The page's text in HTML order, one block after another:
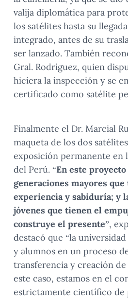
valija diplomática para
los satélites hasta su
integrado, antes de su
ser lanzado. También
Gral. Rodríguez, quien
hiciera la inspección y se
certificado como satélite
Finalmente el Dr. Marcial
maqueta de los dos
exposición permanente en
del Perú. “En este proyecto
generaciones mayores
experiencia y sabiduría; y
jóvenes que tienen el
construye el presente”,
destacó que “la
y alumnos en un proceso
transferencia y creación
este caso, estamos en el
estrictamente científico de